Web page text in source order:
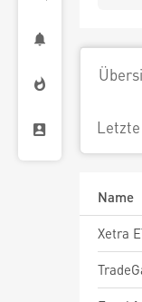
Name
Xetra